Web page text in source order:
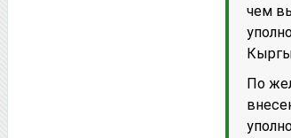
чем
По